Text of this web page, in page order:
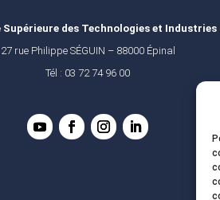
des Technologies et Industries
27 rue Philippe SÉGUIN – 88000 Épinal
Tél : 03 72 74 96 00